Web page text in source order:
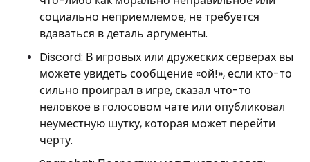
социально неприемлемое, не требуется
вдаваться в деталь аргументы.
Discord: В игровых или дружеских серверах вы
можете увидеть сообщение «ой!», если кто-то
сильно проиграл в игре, сказал что-то
неловкое в голосовом чате или опубликовал
неуместную шутку, которая может перейти
черту.